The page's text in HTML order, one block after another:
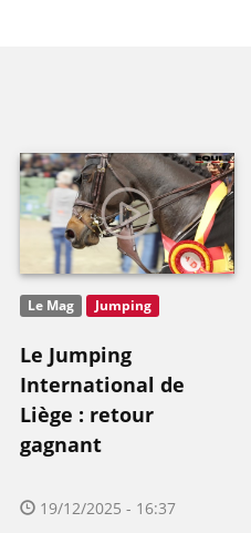
Le Mag Jumping
Le Jumping
International de
Liège : retour
gagnant
19/12/2025 - 16:37